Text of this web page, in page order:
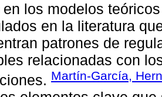
en los modelos
en la literatura
patrones de
relacionadas con
Martín-García,